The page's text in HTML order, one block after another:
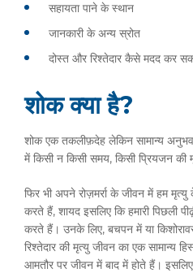
सहायता पाने के स्थान
जानकारी के अन्य स्रोत
दोस्त और रिश्तेदार कैसे मदद कर
शोक क्या है?
शोक एक तकलीफ़देह लेकिन सामान्य
में किसी न किसी समय, किसी प्रियजन
फिर भी अपने रोज़मर्रा के जीवन में हम
करते हैं, शायद इसलिए कि हमारी पिछली
करते हैं। उनके लिए, बचपन में या
रिश्तेदार की मृत्यु जीवन का एक सामान्य
आमतौर पर जीवन में बाद में होते हैं।